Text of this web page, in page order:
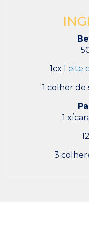
1cx Leite
1 colher de
1
3